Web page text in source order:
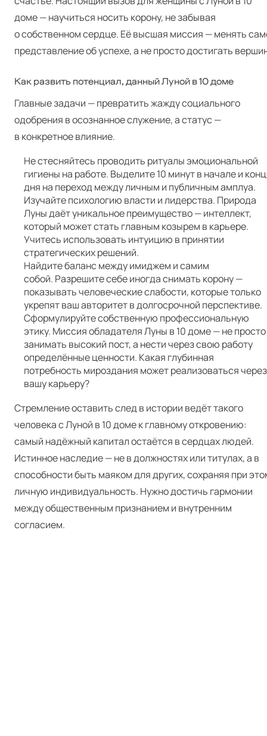
доме — научиться носить корону, не забывая
о собственном сердце. Её высшая миссия — менять
представление об успехе, а не просто достигать
Как развить потенциал, данный Луной в 10 доме
Главные задачи — превратить жажду социального
одобрения в осознанное служение, а статус —
в конкретное влияние.
Не стесняйтесь проводить ритуалы эмоциональной
гигиены на работе. Выделите 10 минут в начале и
дня на переход между личным и публичным амплуа.
Изучайте психологию власти и лидерства. Природа
Луны даёт уникальное преимущество — интеллект,
который может стать главным козырем в карьере.
Учитесь использовать интуицию в принятии
стратегических решений.
Найдите баланс между имиджем и самим
собой. Разрешите себе иногда снимать корону —
показывать человеческие слабости, которые только
укрепят ваш авторитет в долгосрочной перспективе.
Сформулируйте собственную профессиональную
этику. Миссия обладателя Луны в 10 доме — не просто
занимать высокий пост, а нести через свою работу
определённые ценности. Какая глубинная
потребность мироздания может реализоваться через
вашу карьеру?
Стремление оставить след в истории ведёт такого
человека с Луной в 10 доме к главному откровению:
самый надёжный капитал остаётся в сердцах людей.
Истинное наследие — не в должностях или титулах, а в
способности быть маяком для других, сохраняя при
личную индивидуальность. Нужно достичь гармонии
между общественным признанием и внутренним
согласием.